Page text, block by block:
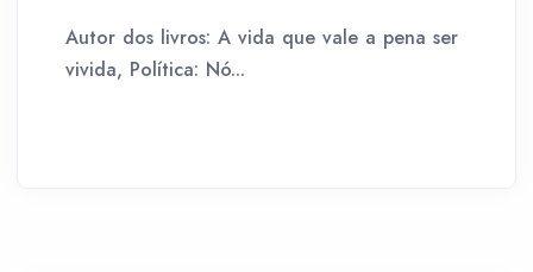
Autor dos livros: A vida que vale a pena ser
vivida, Política: Nó...